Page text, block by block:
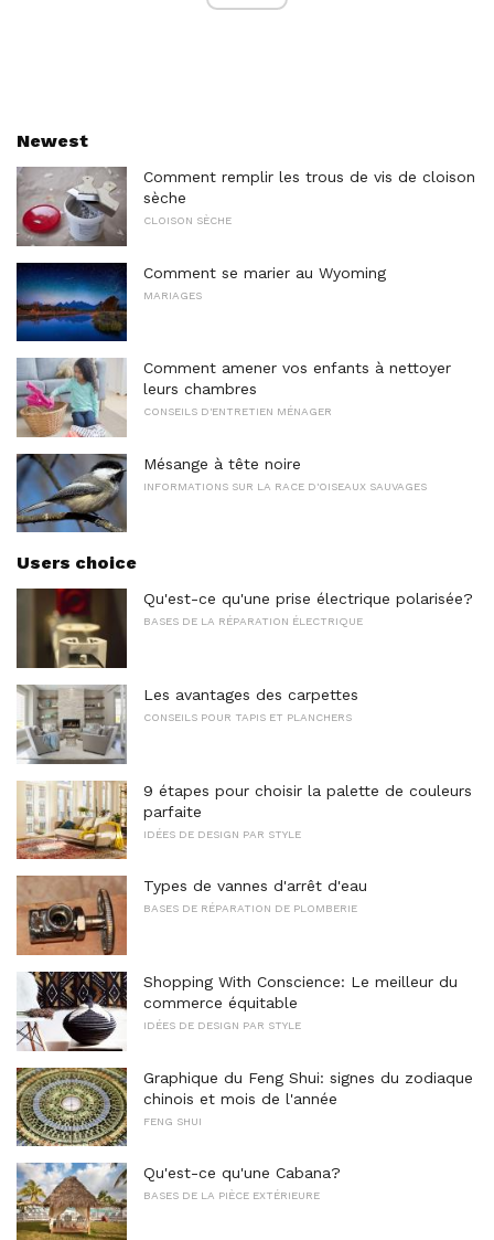
Newest
Comment remplir les trous de vis de cloison
sèche
CLOISON SÈCHE
Comment se marier au Wyoming
MARIAGES
Comment amener vos enfants à nettoyer
leurs chambres
CONSEILS D'ENTRETIEN MÉNAGER
Mésange à tête noire
INFORMATIONS SUR LA RACE D'OISEAUX SAUVAGES
Users choice
Qu'est-ce qu'une prise électrique polarisée?
BASES DE LA RÉPARATION ÉLECTRIQUE
Les avantages des carpettes
CONSEILS POUR TAPIS ET PLANCHERS
9 étapes pour choisir la palette de couleurs
parfaite
IDÉES DE DESIGN PAR STYLE
Types de vannes d'arrêt d'eau
BASES DE RÉPARATION DE PLOMBERIE
Shopping With Conscience: Le meilleur du
commerce équitable
IDÉES DE DESIGN PAR STYLE
Graphique du Feng Shui: signes du zodiaque
chinois et mois de l'année
FENG SHUI
Qu'est-ce qu'une Cabana?
BASES DE LA PIÈCE EXTÉRIEURE